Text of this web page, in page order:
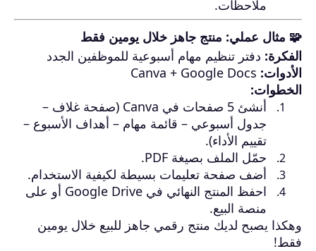
ملاحظات.
🧩 مثال عملي: منتج جاهز خلال يومين فقط
الفكرة: دفتر تنظيم مهام أسبوعية للموظفين الجدد
الأدوات:
الخطوات:
أنشئ 5 صفحات في Canva (صفحة غلاف –
جدول أسبوعي – قائمة مهام – أهداف الأسبوع –
تقييم الأداء).
حمّل الملف بصيغة PDF.
أضف صفحة تعليمات بسيطة لكيفية الاستخدام.
احفظ المنتج النهائي في Google Drive أو على
منصة البيع.
وهكذا يصبح لديك منتج رقمي جاهز للبيع خلال يومين
فقط!